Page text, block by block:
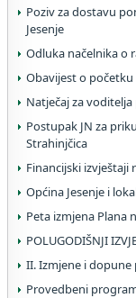
Poziv za dostavu
Jesenje
Odluka načelnika o
Obavijest o
Natječaj za
Postupak JN za
Strahinjčica
Financijski izvještaji
Općina Jesenje i
Peta izmjena Plana
POLUGODIŠNJI
II. Izmjene i dopune
Provedbeni